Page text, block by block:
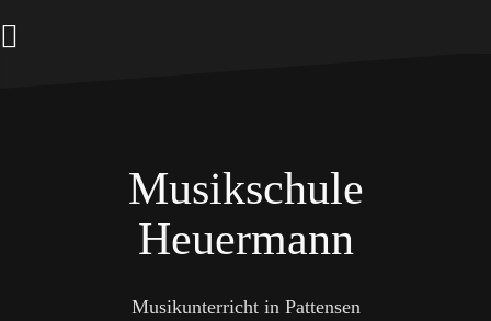
Inhalt
Musikschule
Heuermann
Musikunterricht in Pattensen